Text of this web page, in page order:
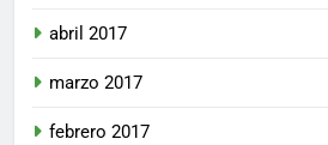
abril 2017
marzo 2017
febrero 2017